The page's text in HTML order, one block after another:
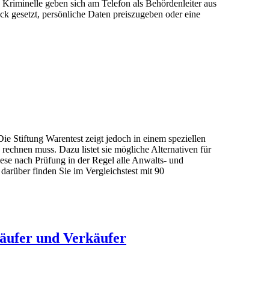
geben sich am Telefon als Behördenleiter aus
gesetzt, persönliche Daten preiszugeben oder eine
Stiftung Warentest zeigt jedoch in einem speziellen
muss. Dazu listet sie mögliche Alternativen für
nach Prüfung in der Regel alle Anwalts- und
finden Sie im Vergleichstest mit 90
und Verkäufer